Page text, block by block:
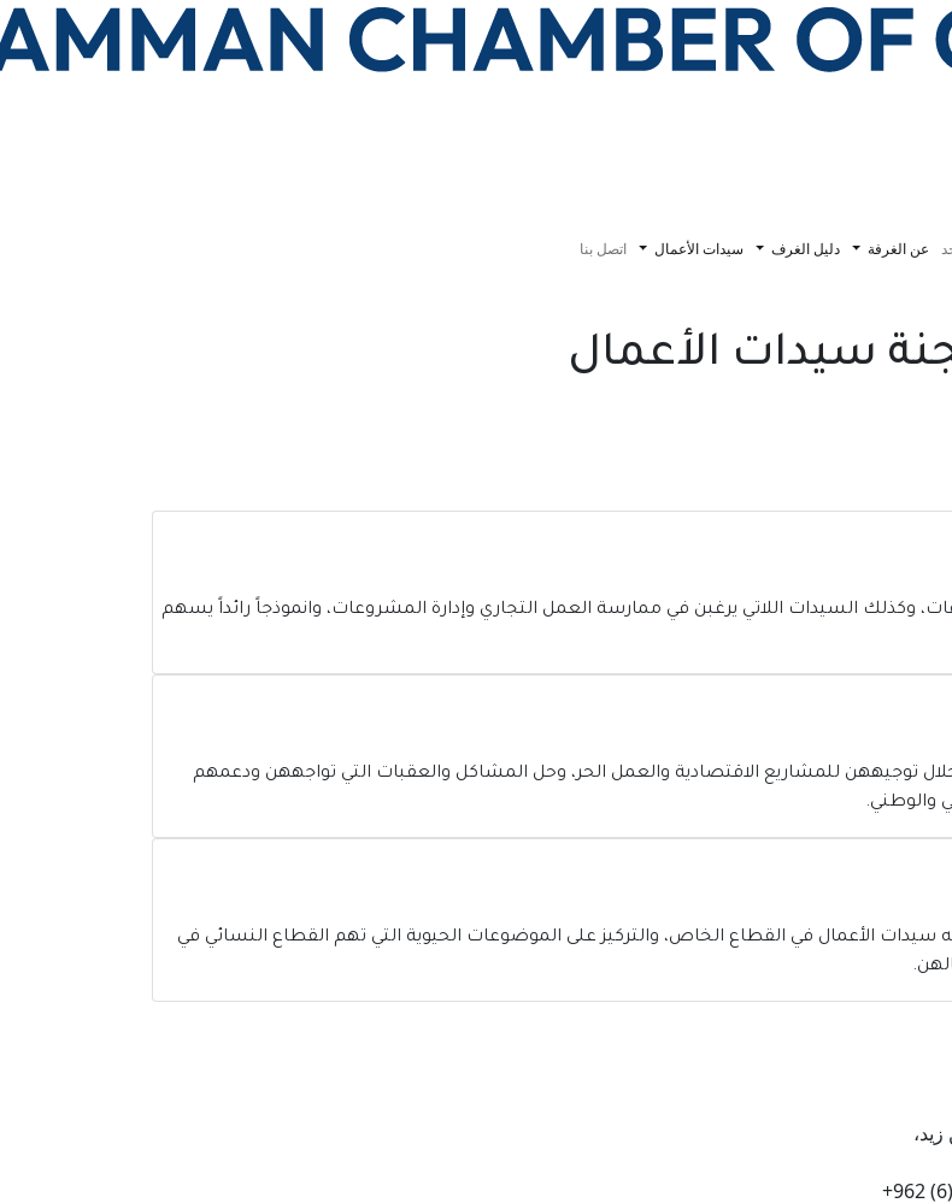
عن الغرفة دليل الغرف سيدات الأعمال اتصل بنا
سيدات الأعمال
وكذلك السيدات اللاتي يرغبن في ممارسة العمل التجاري وإدارة المشروعات، وانموذجاً رائداً يسهم
توجيههن للمشاريع الاقتصادية والعمل الحر، وحل المشاكل والعقبات التي تواجههن ودعمهم
والوطني.
الأعمال في القطاع الخاص، والتركيز على الموضوعات الحيوية التي تهم القطاع النسائي في
زيد،